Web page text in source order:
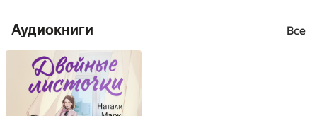
Аудиокниги Все